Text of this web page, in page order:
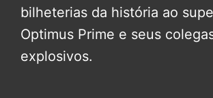
bilheterias da história ao
Optimus Prime e seus
explosivos.